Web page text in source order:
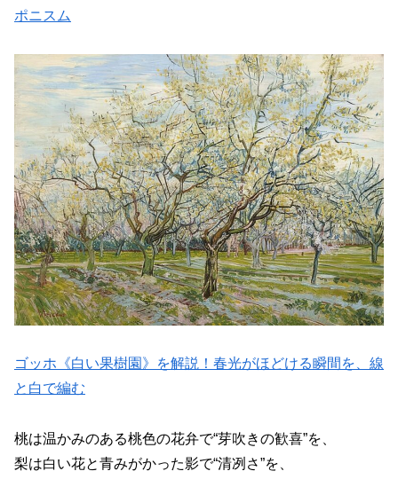
ポニスム
ゴッホ《白い果樹園》を解説！春光がほどける瞬間を、線
と白で編む
桃は温かみのある桃色の花弁で“芽吹きの歓喜”を、
梨は白い花と青みがかった影で“清冽さ”を、